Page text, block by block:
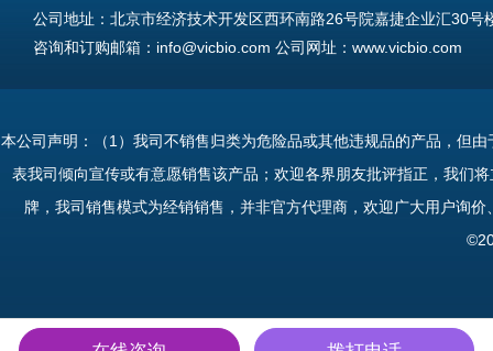
公司地址：北京市经济技术开发区西环南路26号院嘉捷企业汇30号
咨询和订购邮箱：info@vicbio.com 公司网址：www.vicbio.com
Tel: +86-13691409741
Address: Room 603, Floor 6, Building 30A, No.26, Xihuannan
本公司声明：（1）我司不销售归类为危险品或其他违规品的产品，但
表我司倾向宣传或有意愿销售该产品；欢迎各界朋友批评指正，我们
牌，我司销售模式为经销销售，并非官方代理商，欢迎广大用户询